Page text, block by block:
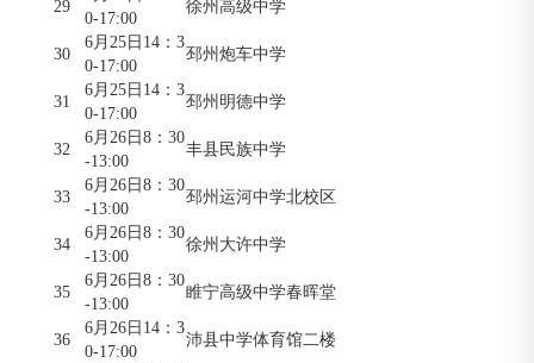
29
0-17:00
徐州高级中学
30
6月25日14：3
0-17:00
邳州炮车中学
31
6月25日14：3
0-17:00
邳州明德中学
32
6月26日8：30
-13:00
丰县民族中学
33
6月26日8：30
-13:00
邳州运河中学北校区
34
6月26日8：30
-13:00
徐州大许中学
35
6月26日8：30
-13:00
睢宁高级中学春晖堂
36
6月26日14：3
0-17:00
沛县中学体育馆二楼